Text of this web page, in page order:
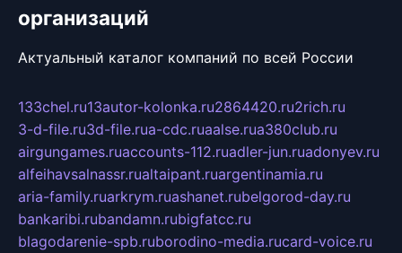
организаций
Актуальный каталог компаний по всей России
133chel.ru13autor-kolonka.ru2864420.ru2rich.ru
3-d-file.ru3d-file.rua-cdc.ruaalse.rua380club.ru
airgungames.ruaccounts-112.ruadler-jun.ruadonyev.ru
alfeihavsalnassr.rualtaipant.ruargentinamia.ru
aria-family.ruarkrym.ruashanet.rubelgorod-day.ru
bankaribi.rubandamn.rubigfatcc.ru
blagodarenie-spb.ruborodino-media.rucard-voice.ru